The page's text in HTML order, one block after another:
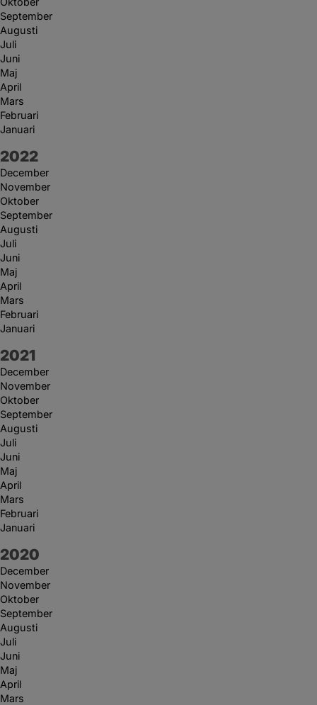
September
Augusti
Juli
Juni
Maj
April
Mars
Februari
Januari
År:
2022
December
November
Oktober
September
Augusti
Juli
Juni
Maj
April
Mars
Februari
Januari
År:
2021
December
November
Oktober
September
Augusti
Juli
Juni
Maj
April
Mars
Februari
Januari
År:
2020
December
November
Oktober
September
Augusti
Juli
Juni
Maj
April
Mars